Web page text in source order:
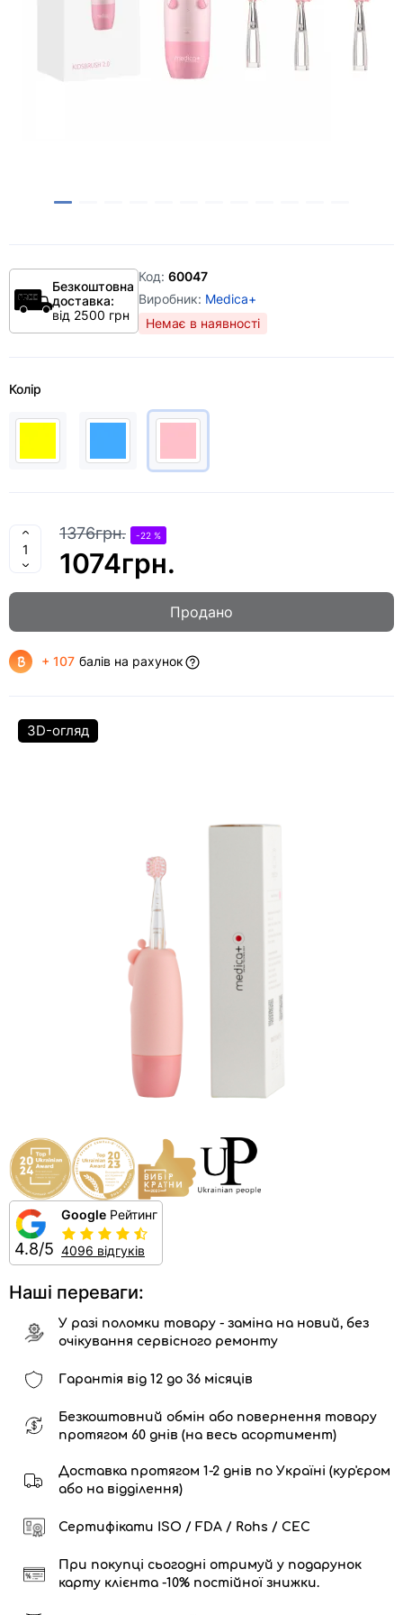
Безкоштовна
доставка:
від 2500 грн
Код: 60047
Виробник: Medica+
Немає в наявності
Колір
1376грн. -22 %
1074грн.
Продано
+ 107 балів на рахунок
3D-огляд
4.8/5
Google Рейтинг
4096 відгуків
Наші переваги:
У разі поломки товару - заміна на новий, без
очікування сервісного ремонту
Гарантія від 12 до 36 місяців
Безкоштовний обмін або повернення товару
протягом 60 днів (на весь асортимент)
Доставка протягом 1-2 днів по Україні (кур'єром
або на відділення)
Сертифікати ISO / FDA / Rohs / CEC
При покупці сьогодні отримуй у подарунок
карту клієнта -10% постійної знижки.